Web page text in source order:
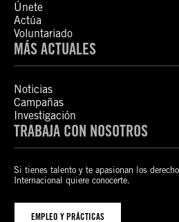
Únete
Actúa
Voluntariado
MÁS ACTUALES
Noticias
Campañas
Investigación
TRABAJA CON NOSOTROS
Si tienes talento y te apasionan los
Internacional quiere conocerte.
EMPLEO Y PRÁCTICAS